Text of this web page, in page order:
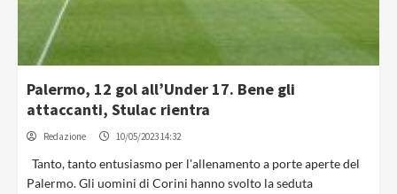
Palermo, 12 gol all’Under 17. Bene gli
attaccanti, Stulac rientra
Redazione 10/05/2023 14:32
Tanto, tanto entusiasmo per l'allenamento a porte aperte del
Palermo. Gli uomini di Corini hanno svolto la seduta